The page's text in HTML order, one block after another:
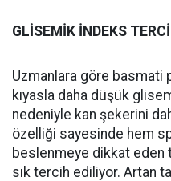
GLİSEMİK İNDEKS
Uzmanlara göre basmati
kıyasla daha düşük
nedeniyle kan şekerini
özelliği sayesinde hem
beslenmeye dikkat eden
sık tercih ediliyor. Artan